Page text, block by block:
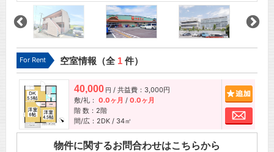
For Rent 空室情報（全 1件）
40,000 円 / 共益費：3,000円
敷/礼： 0.0ヶ月 / 0.0ヶ月
階 数：2階
間/広：2DK / 34㎡
お問
物件に関するお問合わせはこちらから